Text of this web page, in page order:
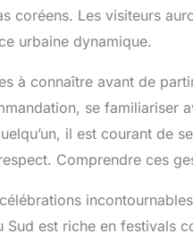
coréens. Les visiteurs
urbaine dynamique.
à connaître avant de
se familiariser
il est courant de
Comprendre ces
incontournables
Sud est riche en festivals